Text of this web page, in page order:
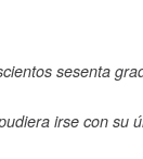
sesenta
irse con su